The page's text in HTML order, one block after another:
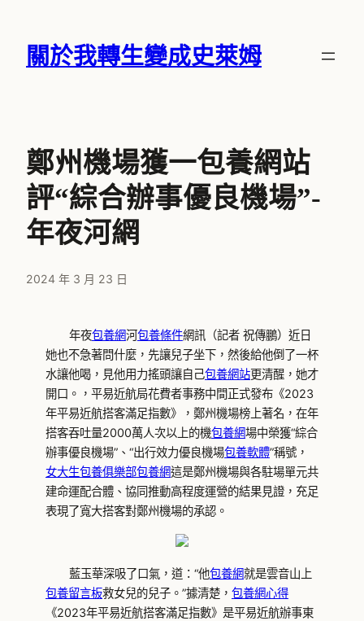
關於我轉生變成史萊姆
鄭州機場獲一包養網站
評“綜合辦事優良機場”-
年夜河網
2024 年 3 月 23 日
年夜包養網河包養條件網訊（記者 祝傳鵬）近日
她也不急著問什麼，先讓兒子坐下，然後給他倒了一杯
水讓他喝，見他用力搖頭讓自己包養網站更清醒，她才
開口。，平易近航局花費者事務中間正式發布《2023
年平易近航搭客滿足指數》，鄭州機場榜上著名，在年
搭客吞吐量2000萬人次以上的機包養網場中榮獲“綜合
辦事優良機場”、“出行效力優良機場包養軟體”稱號，
女大生包養俱樂部包養網這是鄭州機場與各駐場單元共
建命運配合體、協同推動高程度運營的結果見證，充足
表現了寬大搭客對鄭州機場的承認。
藍玉華深吸了口氣，道：“他包養網就是雲音山上
包養留言板救女兒的兒子。”據清楚， 包養網心得
《2023年平易近航搭客滿足指數》是平易近航辦事東